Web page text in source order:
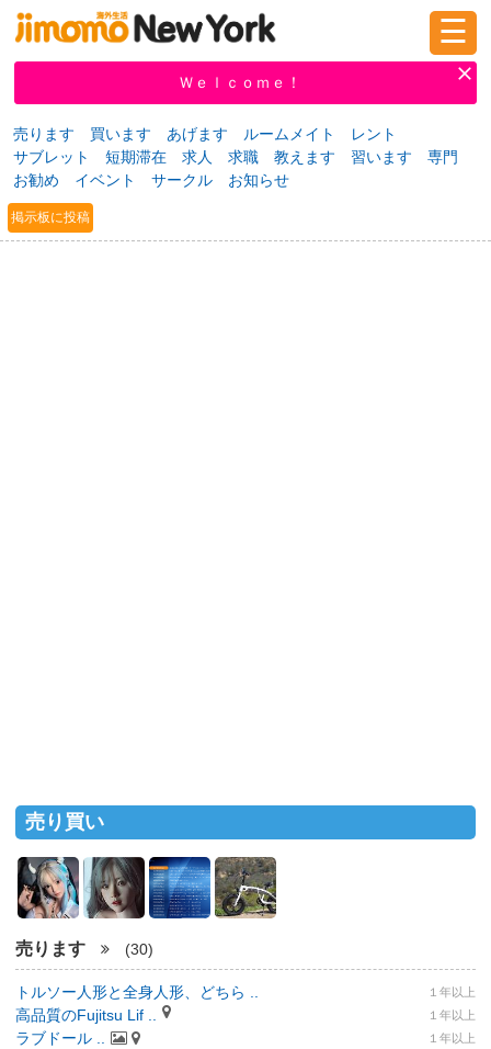
新規登録
掲示板 教えて！
☰
Ｗｅｌｃｏｍｅ！
売ります 買います あげます ルームメイト
レント
サブレット
短期滞在 求人 求職 教えます 習います
専門
お勧め
イベント サークル お知らせ
掲示板に投稿
売り買い
売ります (30)
トルソー人形と全身人形、どちら .. １年以上
高品質のFujitsu Lif .. １年以上
ラブドール .. １年以上